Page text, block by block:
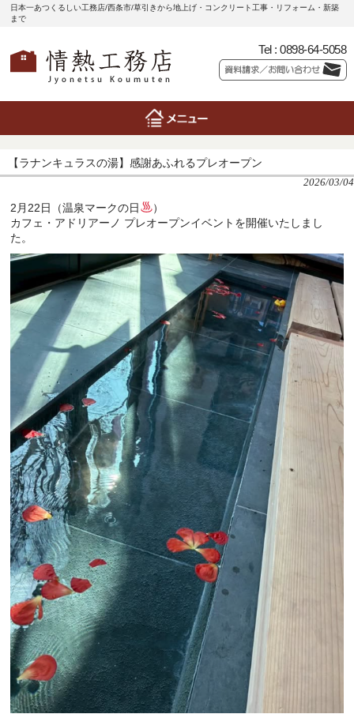
日本一あつくるしい工務店/西条市/草引きから地上げ・コンクリート工事・リフォーム・新築
まで
Tel : 0898-64-5058
【ラナンキュラスの湯】感謝あふれるプレオープン
2026/03/04
2月22日（温泉マークの日
）
カフェ・アドリアーノ プレオープンイベント を開催いたしまし
た。